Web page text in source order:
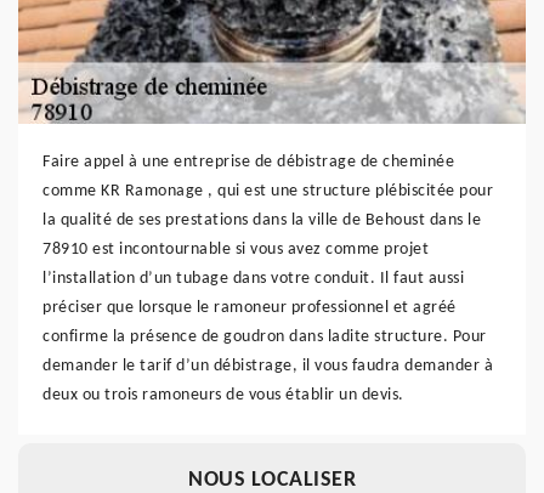
Faire appel à une entreprise de débistrage de cheminée
comme KR Ramonage , qui est une structure plébiscitée pour
la qualité de ses prestations dans la ville de Behoust dans le
78910 est incontournable si vous avez comme projet
l’installation d’un tubage dans votre conduit. Il faut aussi
préciser que lorsque le ramoneur professionnel et agréé
confirme la présence de goudron dans ladite structure. Pour
demander le tarif d’un débistrage, il vous faudra demander à
deux ou trois ramoneurs de vous établir un devis.
NOUS LOCALISER